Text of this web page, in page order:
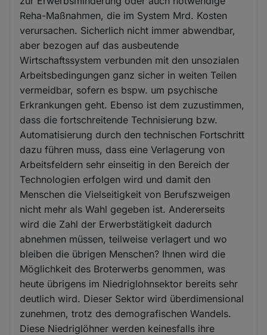
Reha-Maßnahmen, die im System Mrd. Kosten
verursachen. Sicherlich nicht immer abwendbar,
aber bezogen auf das ausbeutende
Wirtschaftssystem verbunden mit den unsozialen
Arbeitsbedingungen ganz sicher in weiten Teilen
vermeidbar, sofern es bspw. um psychische
Erkrankungen geht. Ebenso ist dem zuzustimmen,
dass die fortschreitende Technisierung bzw.
Automatisierung durch den technischen Fortschritt
dazu führen muss, dass eine Verlagerung von
Arbeitsfeldern sehr einseitig in den Bereich der
Technologien erfolgen wird und damit den
Menschen die Vielseitigkeit von Berufszweigen
nicht mehr als Wahl gegeben ist. Andererseits
wird die Zahl der Erwerbstätigkeit dadurch
abnehmen müssen, teilweise verlagert und wo
bleiben die übrigen Menschen? Ihnen wird die
Möglichkeit des Broterwerbs genommen, was
heute übrigens im Niedriglohnsektor bereits sehr
deutlich wird. Dieser Sektor wird überdimensional
zunehmen, trotz des demografischen Wandels.
Diese Niedriglöhner werden keinesfalls ihre